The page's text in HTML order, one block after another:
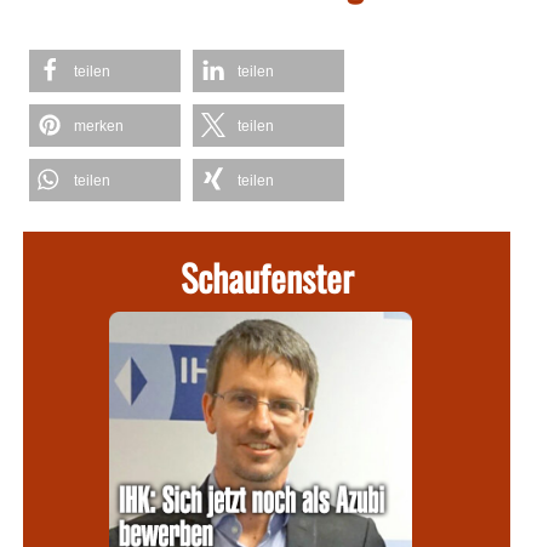
teilen teilen
merken teilen
teilen teilen
Schaufenster